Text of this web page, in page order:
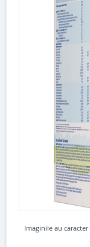
Imaginile au